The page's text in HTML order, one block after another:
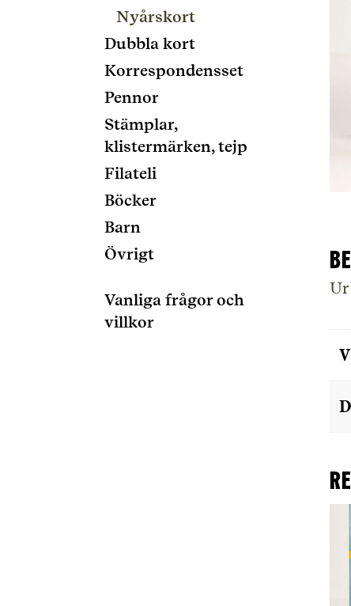
Ur
Nyårskort
Dubbla kort
Korrespondensset
Pennor
Stämplar,
klistermärken, tejp
Filateli
Böcker
Barn
Övrigt
Vanliga frågor och
villkor